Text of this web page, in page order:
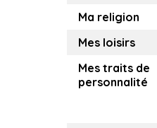
Ma religion
Mes loisirs
Mes traits de
personnalité